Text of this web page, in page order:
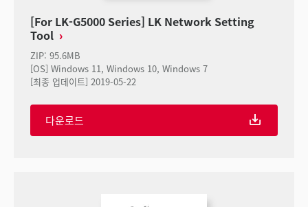
[For LK-G5000 Series] LK Network Setting
Tool
ZIP: 95.6MB
[OS] Windows 11, Windows 10, Windows 7
[최종 업데이트] 2019-05-22
다운로드